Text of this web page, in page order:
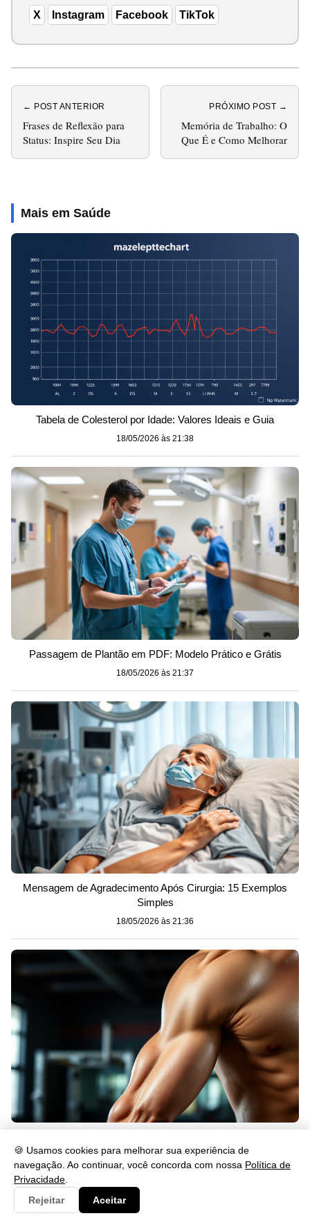
🍪 Usamos cookies para melhorar sua experiência de
navegação. Ao continuar, você concorda com nossa Política de
Privacidade
Rejeitar
Aceitar
X Instagram Facebook TikTok
← POST ANTERIOR
Frases de Reflexão para
Status: Inspire Seu Dia
PRÓXIMO POST →
Memória de Trabalho: O
Que É e Como Melhorar
Mais em Saúde
Tabela de Colesterol por Idade: Valores Ideais e Guia
18/05/2026 às 21:38
Passagem de Plantão em PDF: Modelo Prático e Grátis
18/05/2026 às 21:37
Mensagem de Agradecimento Após Cirurgia: 15 Exemplos
Simples
18/05/2026 às 21:36
18/05/2026 às 21:36